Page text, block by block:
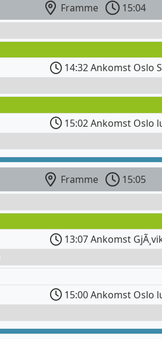
Framme
15:04
14:32 Ankomst Oslo S
15:02 Ankomst Oslo
Framme
15:05
13:07 Ankomst
15:00 Ankomst Oslo